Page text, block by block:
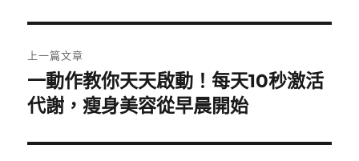
章
導
覽
上一篇文章
上
一
文
一動作教你天天啟動！每天10秒激活
代謝，瘦身美容從早晨開始